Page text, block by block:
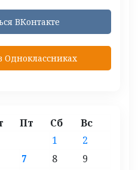
ВКонтакте
Одноклассниках
Пт Сб Вс
1
2
7 8
9